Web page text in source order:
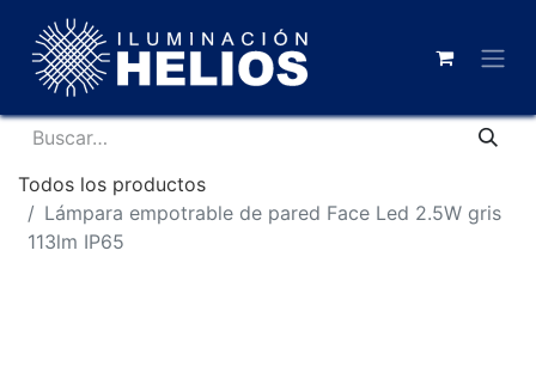
Todos los productos
Lámpara empotrable de pared Face Led 2.5W gris
113lm IP65